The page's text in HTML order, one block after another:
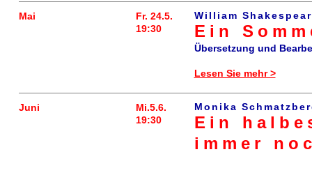
Mai
Fr. 24.5.
19:30
William
Ein
Übersetzung und
Lesen Sie mehr >
Juni
Mi.5.6.
19:30
Monika
Ein
immer